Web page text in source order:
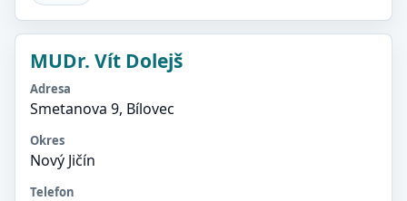
MUDr. Vít Dolejš
Adresa
Smetanova 9, Bílovec
Okres
Nový Jičín
Telefon